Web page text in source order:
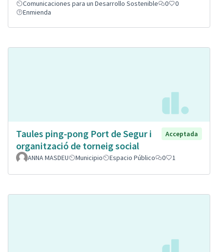
Comunicaciones para un Desarrollo Sostenible
0
0
Enmienda
Taules ping-pong Port de Segur i
organització de torneig social
Acceptada
ANNA MASDEU Municipio Espacio Público 0 1